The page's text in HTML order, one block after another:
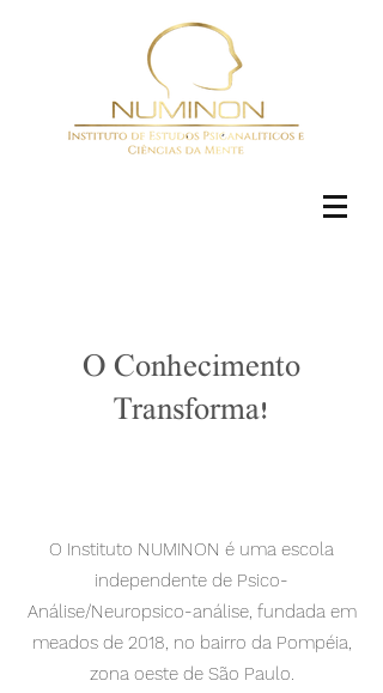
O Conhecimento
Transforma!
O Instituto NUMINON é uma escola
independente de Psico-
Análise/Neuropsico-análise, fundada em
meados de 2018, no bairro da Pompéia,
zona oeste de São Paulo.